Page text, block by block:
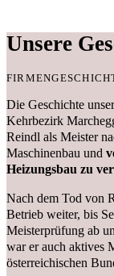
Unsere
Die Geschichte
Kehrbezirk
Reindl als Meister
Maschinenbau und
Heizungsbau zu
Nach dem Tod von
Betrieb weiter, bis
Meisterprüfung ab
war er auch aktives
österreichischen